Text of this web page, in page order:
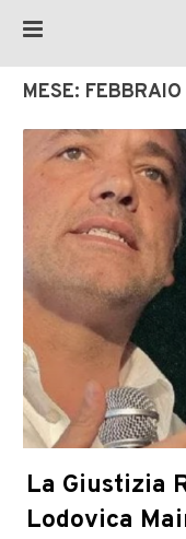
MESE:
La Giustizia
Lodovica